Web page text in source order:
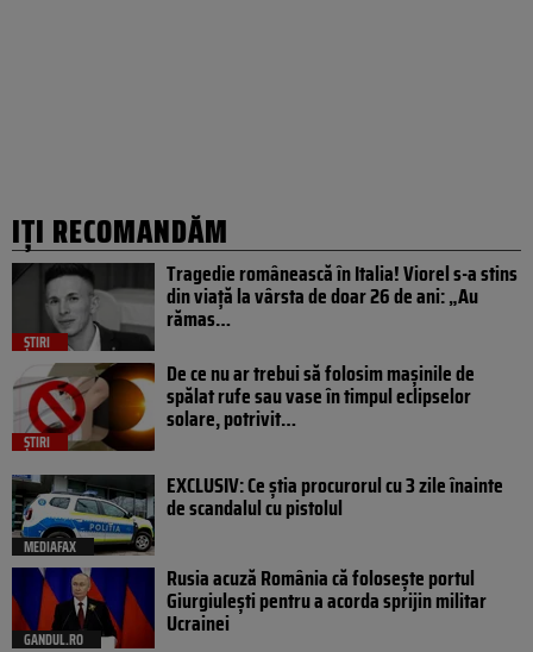
IȚI RECOMANDĂM
ȘTIRI
Tragedie românească în Italia! Viorel s-a stins
din viață la vârsta de doar 26 de ani: „Au
rămas…
ȘTIRI
De ce nu ar trebui să folosim mașinile de
spălat rufe sau vase în timpul eclipselor
solare, potrivit…
MEDIAFAX
EXCLUSIV: Ce știa procurorul cu 3 zile înainte
de scandalul cu pistolul
GANDUL.RO
Rusia acuză România că folosește portul
Giurgiulești pentru a acorda sprijin militar
Ucrainei